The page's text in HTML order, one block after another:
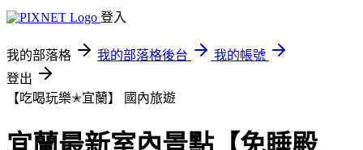
登入
我的部落格 我的部落格後台
我的帳號
登出
【吃喝玩樂✭宜蘭】
國內旅遊